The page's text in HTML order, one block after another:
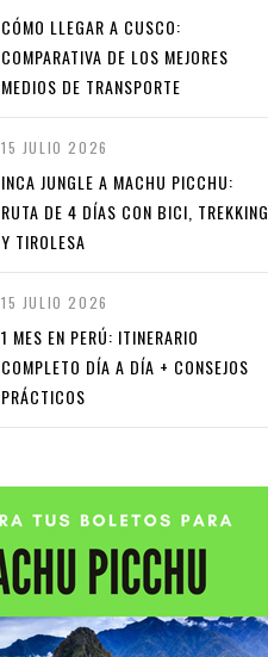
CÓMO LLEGAR A CUSCO:
COMPARATIVA DE LOS MEJORES
MEDIOS DE TRANSPORTE
15 JULIO 2026
INCA JUNGLE A MACHU PICCHU:
RUTA DE 4 DÍAS CON BICI, TREKKING
Y TIROLESA
15 JULIO 2026
1 MES EN PERÚ: ITINERARIO
COMPLETO DÍA A DÍA + CONSEJOS
PRÁCTICOS